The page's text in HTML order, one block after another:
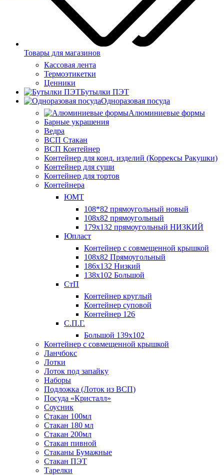
Товары для магазинов
Кассовая лента
Термоэтикетки
Ценники
Бутылки ПЭТ
Одноразовая посуда
Алюминиевые формы
Барные украшения
Ведра
ВСП Стакан
ВСП Контейнер
Контейнер для конд. изделий (Коррексы Ракушки)
Контейнер для суши
Контейнер для тортов
Контейнера
ЮМТ
108*82 прямоугольный новый
108х82 прямоугольный
179х132 прямоугольный НИЗКИЙ
Юпласт
Контейнер с совмещенной крышкой
108х82 Прямоугольный
186х132 Низкий
138х102 Большой
СтП
Контейнер круглый
Контейнер суповой
Контейнер 126
С.П.Г.
Большой 139х102
Контейнер с совмещенной крышкой
Ланчбокс
Лотки
Лоток под запайку
Наборы
Подложка (Лоток из ВСП)
Посуда «Кристалл»
Соусник
Стакан 100мл
Стакан 180 мл
Стакан 200мл
Стакан пивной
Стаканы Бумажные
Стакан ПЭТ
Тарелки